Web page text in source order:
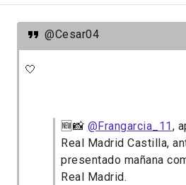
@Cesar04
🤍
🆕📸 @Frangarcia_11,
Real Madrid Castilla,
presentado mañana
Real Madrid.